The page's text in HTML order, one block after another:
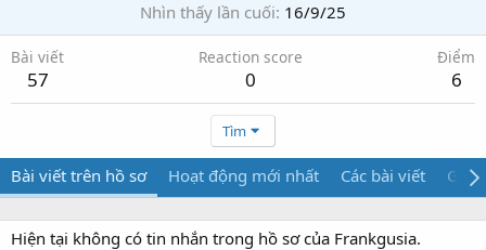
Nhìn thấy lần cuối 16/9/25
Bài viết
57
Reaction score
0
Điểm
6
Tìm
Bài viết trên hồ sơ Hoạt động mới nhất Các bài viết Giới
Hiện tại không có tin nhắn trong hồ sơ của Frankgusia.